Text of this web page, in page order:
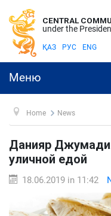
CENTRAL
under the
ҚАЗ РУС ENG
Меню
Home News
Данияр
уличной едой
18.06.2019 in 11:42